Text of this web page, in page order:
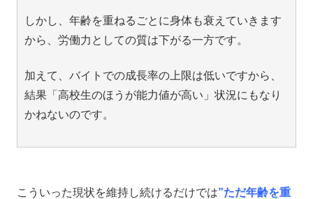
しかし、年齢を重ねるごとに身体も衰えていきます
から、労働力としての質は下がる一方です。
加えて、バイトでの成長率の上限は低いですから、
結果「高校生のほうが能力値が高い」状況にもなり
かねないのです。
こういった現状を維持し続けるだけでは”ただ年齢を重